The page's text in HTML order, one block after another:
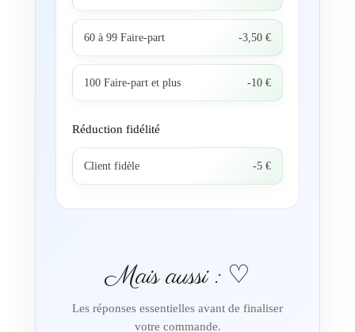
60 à 99 Faire-part -3,50 €
100 Faire-part et plus -10 €
Réduction fidélité
Client fidèle -5 €
Mais aussi : ♡
Les réponses essentielles avant de finaliser
votre commande.